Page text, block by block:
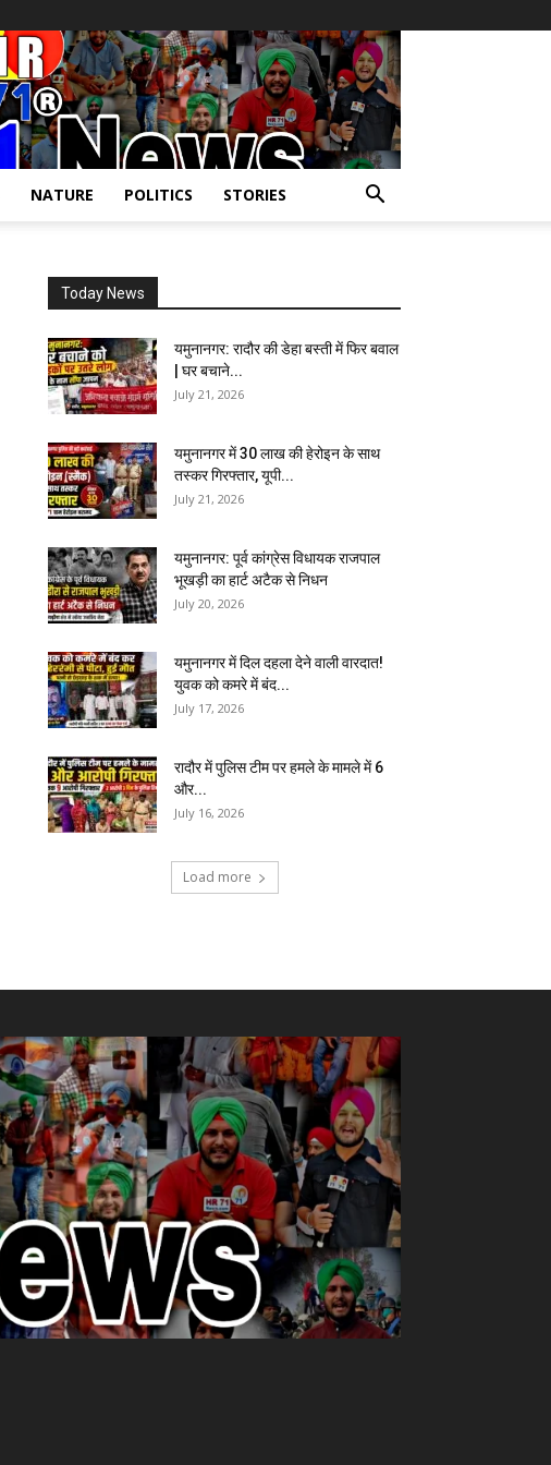
NATURE POLITICS STORIES
Today News
यमुनानगर: रादौर की डेहा बस्ती में फिर बवाल
| घर बचाने...
July 21, 2026
यमुनानगर में 30 लाख की हेरोइन के साथ
तस्कर गिरफ्तार, यूपी...
July 21, 2026
यमुनानगर: पूर्व कांग्रेस विधायक राजपाल
भूखड़ी का हार्ट अटैक से निधन
July 20, 2026
यमुनानगर में दिल दहला देने वाली वारदात!
युवक को कमरे में बंद...
July 17, 2026
रादौर में पुलिस टीम पर हमले के मामले में 6
और...
July 16, 2026
Load more